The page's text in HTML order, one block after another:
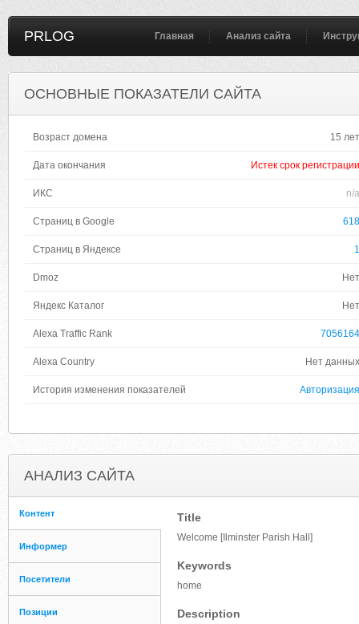
PRLOG Главная Анализ сайта
ОСНОВНЫЕ ПОКАЗАТЕЛИ САЙТА
Возраст домена 15 лет
Дата окончания Истек срок регистрации
ИКС n/a
Страниц в Google 618
Страниц в Яндексе 1
Dmoz Нет
Яндекс Каталог Нет
Alexa Traffic Rank 7056164
Alexa Country Нет данных
История изменения показателей Авторизация
АНАЛИЗ САЙТА
Контент
Информер
Посетители
Позиции
Title
Welcome [Ilminster Parish Hall]
Keywords
home
Description